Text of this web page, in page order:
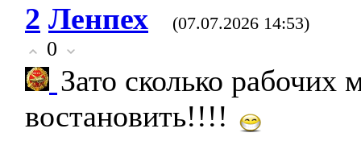
2 Ленпех (07.07.2026 14:53)
0
Зато сколько рабочих
востановить!!!!